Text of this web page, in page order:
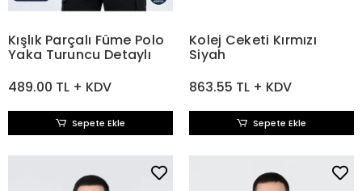
Kışlık Parçalı Füme Polo
Yaka Turuncu Detaylı
489.00 TL + KDV
Sepete Ekle
Kolej Ceketi Kırmızı
Siyah
863.55 TL + KDV
Sepete Ekle